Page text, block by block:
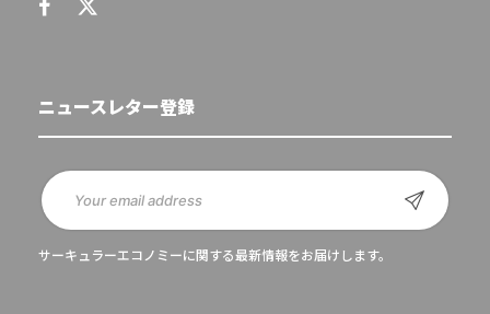
ニュースレター登録
サーキュラーエコノミーに関する最新情報をお届けします。